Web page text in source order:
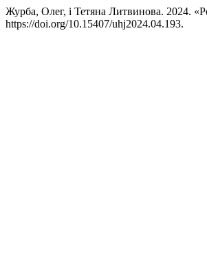
Журба, Олег, і Тетяна Литвинова. 2024.
https://doi.org/10.15407/uhj2024.04.193.